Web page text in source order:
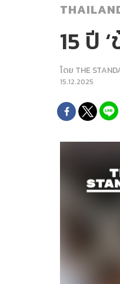
15 ปี
โดย THE
15.12.2025